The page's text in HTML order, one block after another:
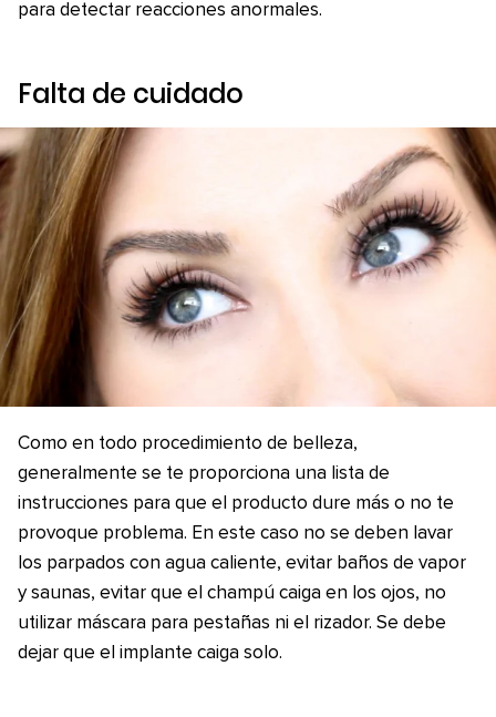
para detectar reacciones anormales.
Falta de cuidado
Como en todo procedimiento de belleza,
generalmente se te proporciona una lista de
instrucciones para que el producto dure más o no te
provoque problema. En este caso no se deben lavar
los parpados con agua caliente, evitar baños de vapor
y saunas, evitar que el champú caiga en los ojos, no
utilizar máscara para pestañas ni el rizador. Se debe
dejar que el implante caiga solo.